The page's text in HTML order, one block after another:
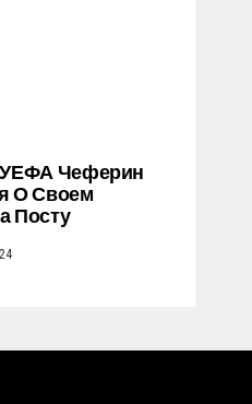
УЕФА Чеферин
О Своем
Посту